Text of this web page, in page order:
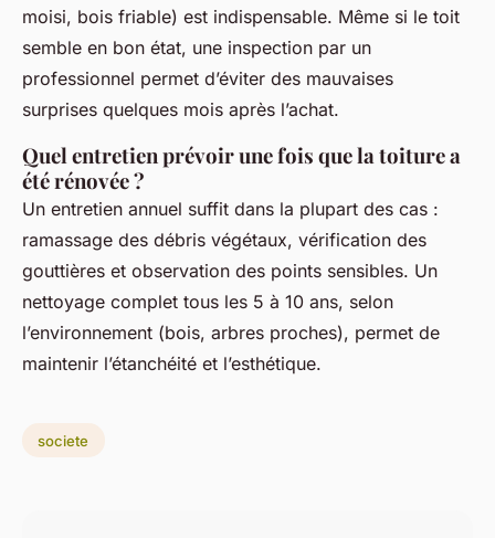
moisi, bois friable) est indispensable. Même si le toit
semble en bon état, une inspection par un
professionnel permet d’éviter des mauvaises
surprises quelques mois après l’achat.
Quel entretien prévoir une fois que la toiture a
été rénovée ?
Un entretien annuel suffit dans la plupart des cas :
ramassage des débris végétaux, vérification des
gouttières et observation des points sensibles. Un
nettoyage complet tous les 5 à 10 ans, selon
l’environnement (bois, arbres proches), permet de
maintenir l’étanchéité et l’esthétique.
societe